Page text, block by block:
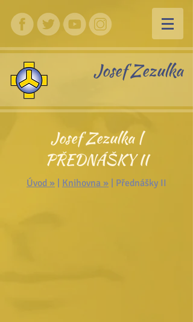
Josef Zezulka
Josef Zezulka |
PŘEDNÁŠKY II
Úvod » Knihovna » | Přednášky II